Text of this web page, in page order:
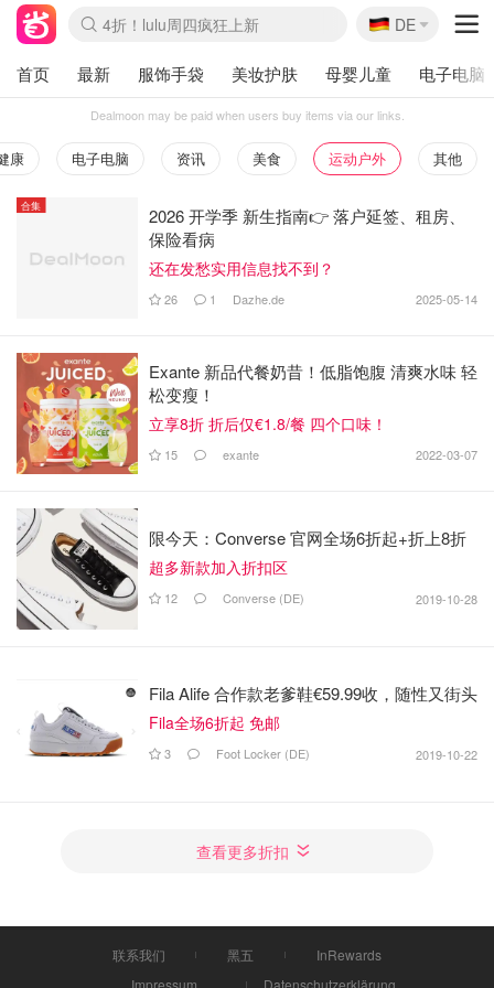
4折！lulu周四疯狂上新
🇩🇪
DE
首页 最新 服饰手袋 美妆护肤 母婴儿童 电子电脑
Dealmoon may be paid when users buy items via our links.
康 电子电脑 资讯 美食 运动户外 其他
合集
2026 开学季 新生指南👉 落户延签、租房、
保险看病
还在发愁实用信息找不到？
26 1 Dazhe.de 2025-05-14
Exante 新品代餐奶昔！低脂饱腹 清爽水味 轻
松变瘦！
立享8折 折后仅€1.8/餐 四个口味！
15 exante 2022-03-07
限今天：Converse 官网全场6折起+折上8折
超多新款加入折扣区
12 Converse (DE) 2019-10-28
Fila Alife 合作款老爹鞋€59.99收，随性又街头
Fila全场6折起 免邮
3 Foot Locker (DE) 2019-10-22
查看更多折扣
联系我们 黑五
InRewards
Impressum
Datenschutzerklärung